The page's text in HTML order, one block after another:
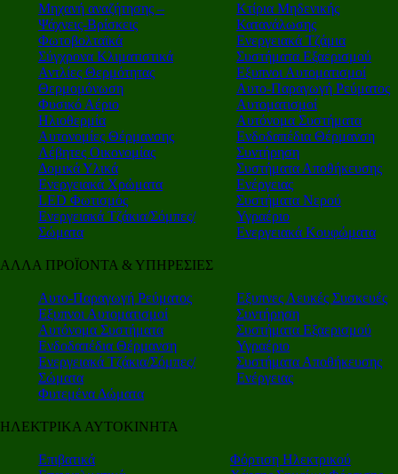
Μηχανή αναζήτησης –
Ψάχνεις-Βρίσκεις
Φωτοβολταϊκά
Σύγχρονα Κλιματιστικά
Αντλίες Θερμότητας
Θερμομόνωση
Φυσικό Αέριο
Ηλιοθερμία
Αυτονομίες Θέρμανσης
Λέβητες Οικονομίας
Δομικά Υλικά
Ενεργειακά Χρώματα
LED Φωτισμός
Ενεργειακά Τζάκια/Σόμπες/
Σώματα
Κτίρια Μηδενικής
Κατανάλωσης
Ενεργειακά Τζάμια
Συστήματα Εξαερισμού
Εξυπνοι Αυτοματισμοί
Αυτο-Παραγωγή Ρεύματος
Αυτοματισμοί
Αυτόνομα Συστήματα
Ενδοδαπέδια Θέρμανση
Συντήρηση
Συστήματα Αποθήκευσης
Ενέργειας
Συστήματα Νερού
Υγραέριο
Ενεργειακά Κουφώματα
ΑΛΛΑ ΠΡΟΪΟΝΤΑ & ΥΠΗΡΕΣΙΕΣ
Αυτο-Παραγωγή Ρεύματος
Εξυπνοι Αυτοματισμοί
Αυτόνομα Συστήματα
Ενδοδαπέδια Θέρμανση
Ενεργειακά Τζάκια/Σόμπες/
Σώματα
Φυτεμένα Δώματα
Εξυπνες Λευκές Συσκευές
Συντήρηση
Συστήματα Εξαερισμού
Υγραέριο
Συστήματα Αποθήκευσης
Ενέργειας
ΗΛΕΚΤΡΙΚΑ ΑΥΤΟΚΙΝΗΤΑ
Επιβατικά
Φόρτιση Ηλεκτρικού